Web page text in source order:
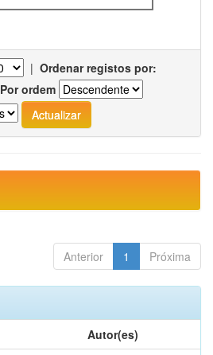
| Ordenar registos por:
Por ordem
Anterior 1 Próxima
Autor(es)